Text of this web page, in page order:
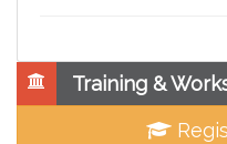
Training &